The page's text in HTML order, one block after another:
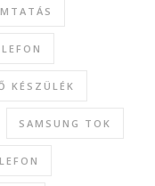
KÉSZÜLÉK
SAMSUNG TOK